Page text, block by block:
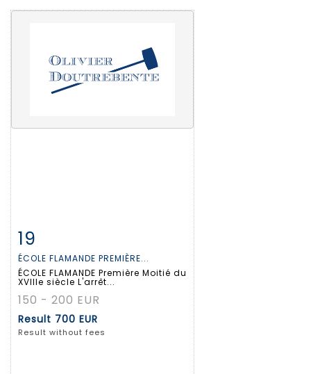
Item detail
19
ÉCOLE FLAMANDE PREMIÈRE...
ÉCOLE FLAMANDE Première Moitié du
XVIIIe siècle L'arrêt...
150 - 200 EUR
Result 700 EUR
Result without fees